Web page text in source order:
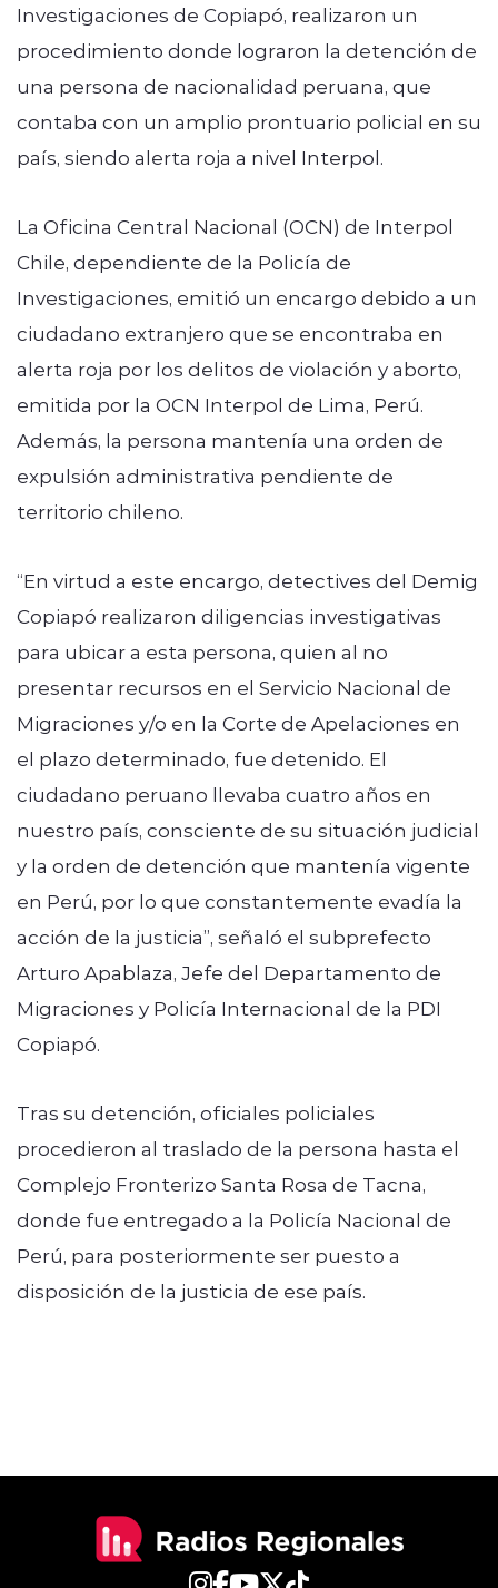
Investigaciones de Copiapó, realizaron un
procedimiento donde lograron la detención de
una persona de nacionalidad peruana, que
contaba con un amplio prontuario policial en su
país, siendo alerta roja a nivel Interpol.
La Oficina Central Nacional (OCN) de Interpol
Chile, dependiente de la Policía de
Investigaciones, emitió un encargo debido a un
ciudadano extranjero que se encontraba en
alerta roja por los delitos de violación y aborto,
emitida por la OCN Interpol de Lima, Perú.
Además, la persona mantenía una orden de
expulsión administrativa pendiente de
territorio chileno.
“En virtud a este encargo, detectives del Demig
Copiapó realizaron diligencias investigativas
para ubicar a esta persona, quien al no
presentar recursos en el Servicio Nacional de
Migraciones y/o en la Corte de Apelaciones en
el plazo determinado, fue detenido. El
ciudadano peruano llevaba cuatro años en
nuestro país, consciente de su situación judicial
y la orden de detención que mantenía vigente
en Perú, por lo que constantemente evadía la
acción de la justicia”, señaló el subprefecto
Arturo Apablaza, Jefe del Departamento de
Migraciones y Policía Internacional de la PDI
Copiapó.
Tras su detención, oficiales policiales
procedieron al traslado de la persona hasta el
Complejo Fronterizo Santa Rosa de Tacna,
donde fue entregado a la Policía Nacional de
Perú, para posteriormente ser puesto a
disposición de la justicia de ese país.